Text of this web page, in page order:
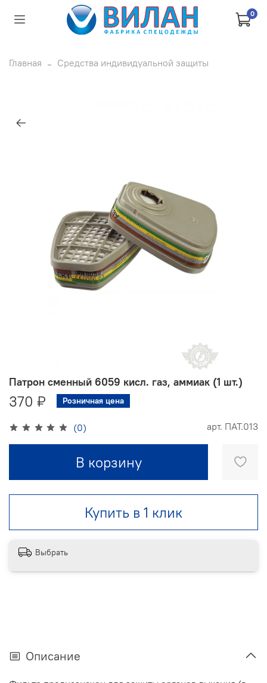
0
Главная Средства индивидуальной защиты
(0) арт. ПАТ.013
Патрон сменный 6059 кисл. газ, аммиак (1 шт.)
370 ₽ Розничная цена
В корзину
Купить в 1 клик
Выбрать
Описание